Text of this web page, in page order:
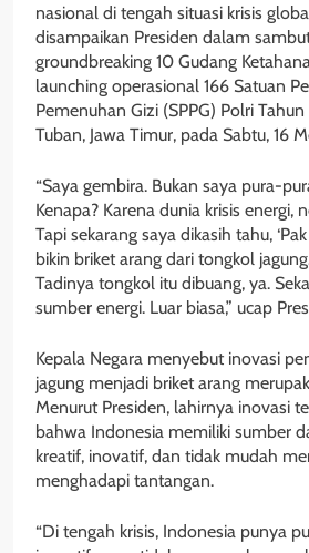
nasional di tengah situasi krisis
disampaikan Presiden dalam
groundbreaking 10 Gudang
launching operasional 166 Satuan
Pemenuhan Gizi (SPPG) Polri
Tuban, Jawa Timur, pada Sabtu, 16
“Saya gembira. Bukan saya pura-
Kenapa? Karena dunia krisis energi,
Tapi sekarang saya dikasih tahu,
bikin briket arang dari tongkol
Tadinya tongkol itu dibuang, ya.
sumber energi. Luar biasa,” ucap
Kepala Negara menyebut inovasi
jagung menjadi briket arang
Menurut Presiden, lahirnya inovasi
bahwa Indonesia memiliki sumber
kreatif, inovatif, dan tidak mudah
menghadapi tantangan.
“Di tengah krisis, Indonesia punya